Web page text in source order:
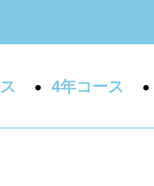
4年コース